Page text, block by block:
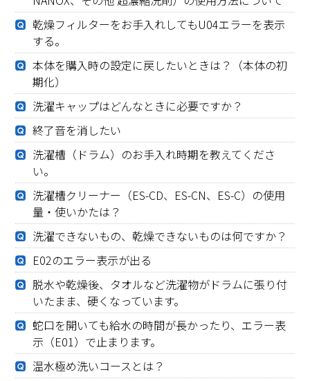
乾燥フィルターをお手入れしてもU04エラーを表示
する。
本体を購入時の設定に戻したいときは？（本体の初
期化）
洗濯キャップはどんなときに必要ですか？
終了音を消したい
洗濯槽（ドラム）のお手入れ時期を教えてくださ
い。
洗濯槽クリーナー（ES-CD、ES-CN、ES-C）の使用
量・使いかたは？
洗濯できないもの、乾燥できないものは何ですか？
E02のエラー表示が出る
脱水や乾燥後、タオルなど洗濯物がドラムに張り付
いたまま、硬くなっています。
蛇口を開いても給水の時間が長かったり、エラー表
示（E01）で止まります。
温水極め洗いコースとは？